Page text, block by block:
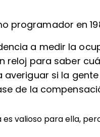
programador en
a medir la
reloj para saber
averiguar si la
de la
valioso para ella,